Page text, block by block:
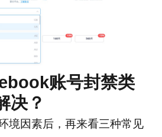
账号封禁类
决？
境因素后，再来看三种常见